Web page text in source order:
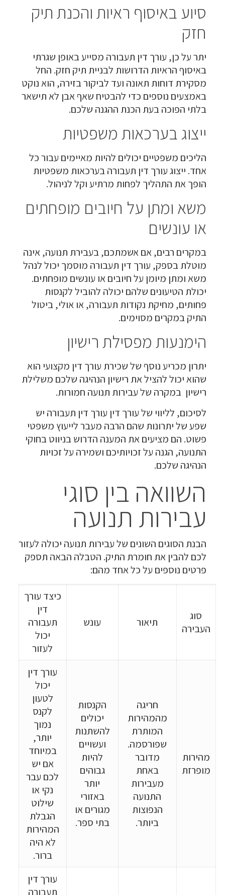
סיוע באיסוף ראיות והכנת תיק
חזק
יתר על כן, עורך דין תעבורה מסייע באופן שגרתי
באיסוף הראיות הדרושות לבניית תיק חזק. החל
מסקירת דוחות תאונה ועד לביקור בזירה, הוא נוקט
באמצעים נוספים כדי להבטיח שאף אבן לא תישאר
בלתי הפוכה בעת הכנת ההגנה שלכם.
ייצוג בערכאות משפטיות
הליכים משפטיים יכולים להיות מאיימים עבור כל
אחד. ייצוג עורך דין תעבורה בערכאות משפטיות
הופך את התהליך לפחות מרתיע וקל לניהול.
משא ומתן על חיובים מופחתים
או עונשים
במקרים רבים, אם אשמתכם, בעבירת תנועה, אינה
מוטלת בספק, עורך דין תעבורה מוסמך יכול לנהל
משא ומתן מיומן על חיובים או עונשים מופחתים.
יכולת הטיעונים שלהם יכולה להוביל לקנסות
פחותים, מחיקת נקודות תעבורה, או אולי, ביטול
התיק במקרים מסוימים.
הימנעות מפסילת רישיון
יתרון מכריע נוסף של שכירת עורך דין מקצועי הוא
שהוא יכול להציל את רישיון הנהיגה שלכם משלילת
רישיון במקרה של עבירות תנועה חמורות.
לסיכום, לליווי של עורך דין עורך דין תעבורה יש
שפע של יתרונות שהם הרבה מעבר לייעוץ משפטי
פשוט. הם מציעים את המענה הדרוש בניווט בחוקי
התנועה, הגנה על זכויותיכם ושמירה על זכויות
הנהיגה שלכם.
השוואה בין סוגי
עבירות תנועה
הבנת הסוגים השונים של עבירות תנועה יכולה לעזור
לכם להבין את חומרת התיק. הטבלה הבאה תספק
פרטים נוספים על כל אחד מהם:
סוג
העבירה
תיאור עונש
כיצד עורך
דין
תעבורה
יכול
לעזור
מהירות
מופרזת
חריגה
מהמהירות
המותרת
שפורסמה.
מדובר
באחת
מעבירות
התנועה
הנפוצות
ביותר.
הקנסות
יכולים
להשתנות
ועשויים
להיות
גבוהים
יותר
באזורי
מגורים או
בתי ספר.
עורך דין
יכול
לטעון
לקנס
נמוך
יותר,
במיוחד
אם יש
לכם עבר
נקי או
שילוט
הגבלת
המהירות
לא היה
ברור.
עורך דין
תעבורה